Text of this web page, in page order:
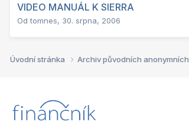
VIDEO MANUÁL K SIERRA
Odtomnes, 30. srpna, 2006
Úvodní stránka Archiv původních